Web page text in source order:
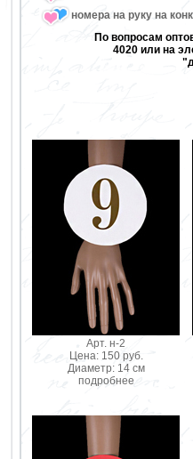
номера на руку на
По вопросам
4020 или на
Арт. н-2
Цена: 150 руб.
Диаметр: 14 см
подробнее